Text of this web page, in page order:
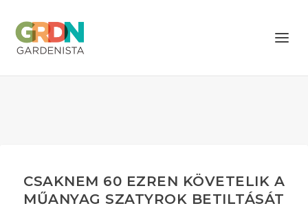
CSAKNEM 60 EZREN KÖVETELIK A
MŰANYAG SZATYROK BETILTÁSÁT